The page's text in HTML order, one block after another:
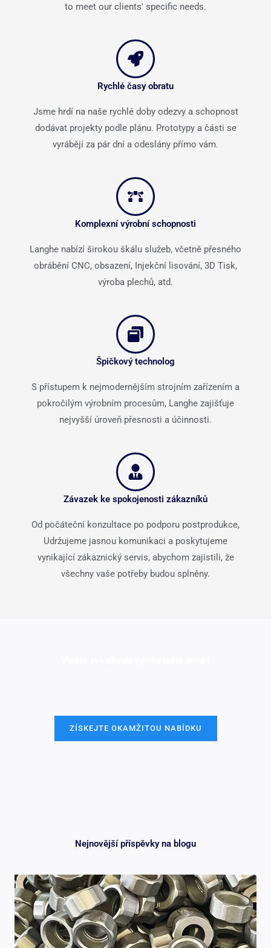
to meet our clients' specific needs.
Rychlé časy obratu
Jsme hrdí na naše rychlé doby odezvy a schopnost
dodávat projekty podle plánu. Prototypy a části se
vyrábějí za pár dní a odeslány přímo vám.
Komplexní výrobní schopnosti
Langhe nabízí širokou škálu služeb, včetně přesného
obrábění CNC, obsazení, Injekční lisování, 3D Tisk,
výroba plechů, atd.
Špičkový technolog
S přístupem k nejmodernějším strojním zařízením a
pokročilým výrobním procesům, Langhe zajišťuje
nejvyšší úroveň přesnosti a účinnosti.
Závazek ke spokojenosti zákazníků
Od počáteční konzultace po podporu postprodukce,
Udržujeme jasnou komunikaci a poskytujeme
vynikající zákaznický servis, abychom zajistili, že
všechny vaše potřeby budou splněny.
ZÍSKEJTE OKAMŽITOU NABÍDKU
Nejnovější příspěvky na blogu